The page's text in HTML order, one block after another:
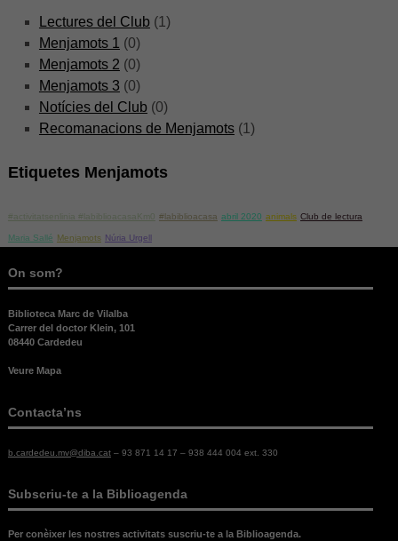
Lectures del Club (1)
Menjamots 1 (0)
Menjamots 2 (0)
Menjamots 3 (0)
Notícies del Club (0)
Recomanacions de Menjamots(1)
Etiquetes Menjamots
#activitatsenlinia #labiblioacasaKm0 #labiblioacasa abril 2020 animals Club de lectura
Maria Sallé Menjamots Núria Urgell
On som?
Biblioteca Marc de Vilalba
Carrer del doctor Klein, 101
08440 Cardedeu
Veure Mapa
Contacta’ns
b.cardedeu.mv@diba.cat– 93 871 14 17 – 938 444 004 ext. 330
Subscriu-te a la Biblioagenda
Per conèixer les nostres activitats suscriu-te a la Biblioagenda.
són
funcionament
Estadístiques
Experiència
nostre lloc
possible